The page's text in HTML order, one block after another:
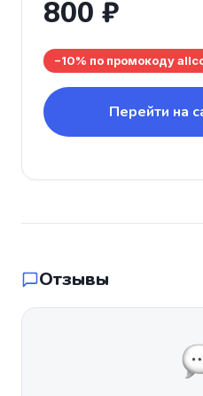
800 ₽
−10% по промокоду
Перейти на
Отзывы